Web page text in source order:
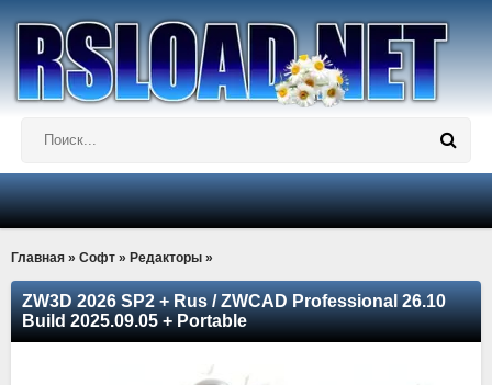
Главная » Софт » Редакторы »
ZW3D 2026 SP2 + Rus / ZWCAD Professional 26.10
Build 2025.09.05 + Portable